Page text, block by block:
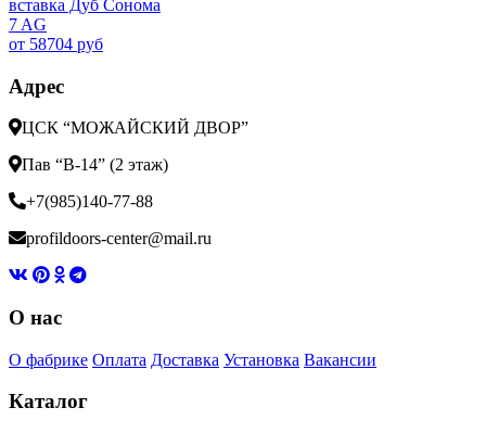
7 AG
от 58704 руб
Адрес
ЦСК “МОЖАЙСКИЙ ДВОР”
Пав “В-14” (2 этаж)
+7(985)140-77-88
profildoors-center@mail.ru
О нас
О фабрике Оплата Доставка Установка Вакансии
Каталог